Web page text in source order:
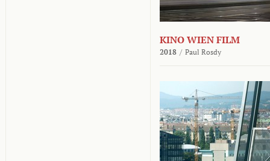
KINO WIEN FILM
2018 / Paul Rosdy